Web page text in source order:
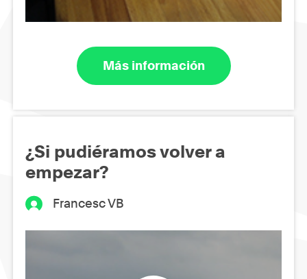
Más información
¿Si pudiéramos volver a
empezar?
Francesc VB